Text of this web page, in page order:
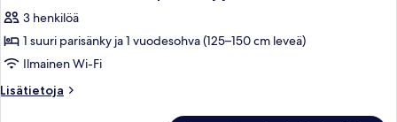
vuodesohva
huonetyypin
Premium-
huone,
1
3 henkilöä
1 suuri parisänky ja 1 vuodesohva (125–150 cm leveä)
Ilmainen Wi-Fi
Lisätietoja
Lisätietoja